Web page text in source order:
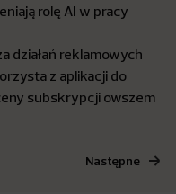
rolę AI w pracy
działań reklamowych
z aplikacji do
subskrypcji owszem
Następne